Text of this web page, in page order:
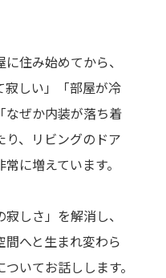
住み始めてから、
寂しい」「部屋が冷
なぜか内装が落ち着
、リビングのドア
に増えています。
しさ」を解消し、
へと生まれ変わら
いてお話しします。